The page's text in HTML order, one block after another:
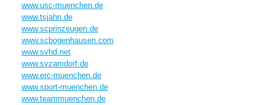
www.usc-muenchen.de
www.tsjahn.de
www.scprinzeugen.de
www.scbogenhausen.com
www.svhd.net
www.svzamdorf.de
www.erc-muenchen.de
www.sport-muenchen.de
www.teammuenchen.de